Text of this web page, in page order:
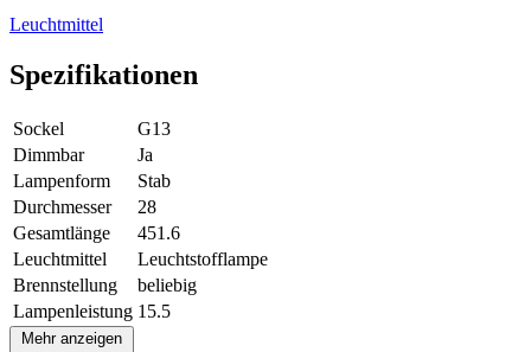
Leuchtmittel
Spezifikationen
Sockel
G13
Dimmbar
Ja
Lampenform
Stab
Durchmesser
28
Gesamtlänge
451.6
Leuchtmittel
Leuchtstofflampe
Brennstellung
beliebig
Lampenleistung 15.5
Mehr anzeigen